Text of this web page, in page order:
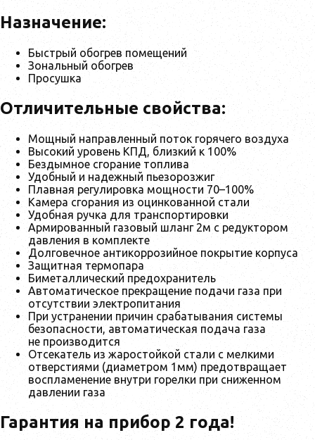
Назначение:
Быстрый обогрев помещений
Зональный обогрев
Просушка
Отличительные свойства:
Мощный направленный поток горячего воздуха
Высокий уровень КПД, близкий к 100%
Бездымное сгорание топлива
Удобный и надежный пьезорозжиг
Плавная регулировка мощности 70–100%
Камера сгорания из оцинкованной стали
Удобная ручка для транспортировки
Армированный газовый шланг 2м с редуктором
давления в комплекте
Долговечное антикоррозийное покрытие корпуса
Защитная термопара
Биметаллический предохранитель
Автоматическое прекращение подачи газа при
отсутствии электропитания
При устранении причин срабатывания системы
безопасности, автоматическая подача газа
не производится
Отсекатель из жаростойкой стали с мелкими
отверстиями (диаметром 1мм) предотвращает
воспламенение внутри горелки при сниженном
давлении газа
Гарантия на прибор 2 года!